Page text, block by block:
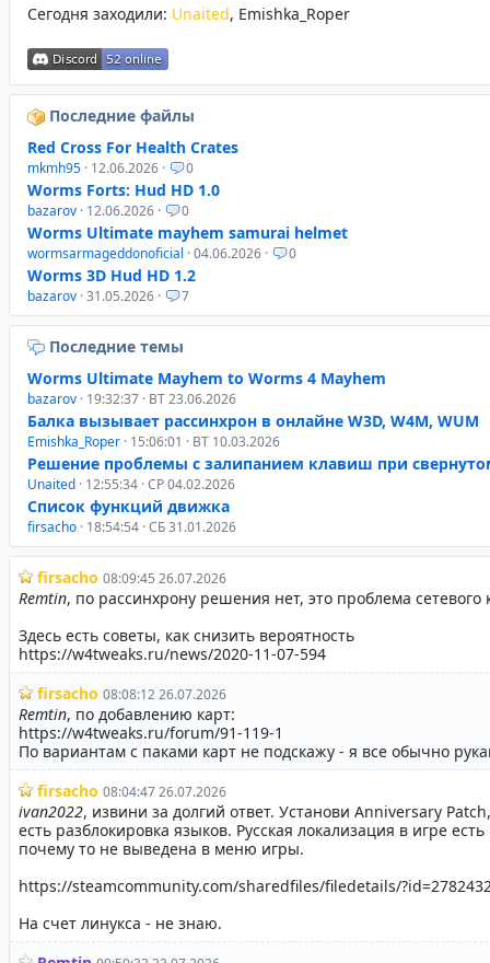
Сегодня заходили: Unaited, Emishka_Roper
Последние файлы
Red Cross For Health Crates
mkmh95 · 12.06.2026 · 0
Worms Forts: Hud HD 1.0
bazarov · 12.06.2026 · 0
Worms Ultimate mayhem samurai helmet
wormsarmageddonoficial · 04.06.2026 · 0
Worms 3D Hud HD 1.2
bazarov · 31.05.2026 · 7
Последние темы
Worms Ultimate Mayhem to Worms 4 Mayhem
bazarov · 19:32:37 · ВТ 23.06.2026
Балка вызывает рассинхрон в онлайне W3D, W4M, WUM
Emishka_Roper · 15:06:01 · ВТ 10.03.2026
Решение проблемы с залипанием клавиш при
Unaited · 12:55:34 · СР 04.02.2026
Список функций движка
firsacho · 18:54:54 · СБ 31.01.2026